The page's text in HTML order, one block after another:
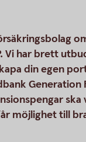
Vi har brett
din egen
Generation
ska
möjlighet till